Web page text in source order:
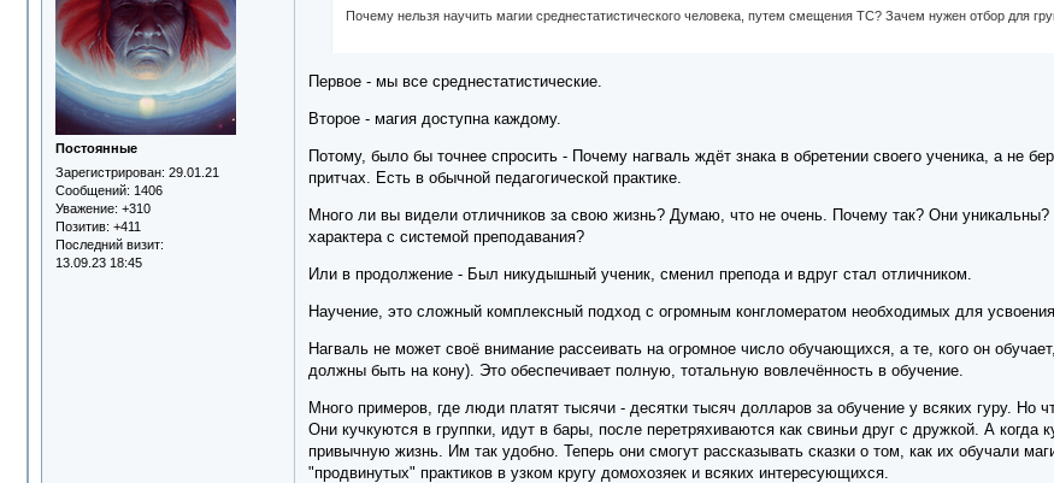
Постоянные
Зарегистрирован: 29.01.21
Сообщений: 1406
Уважение: +310
Позитив: +411
Последний визит:
13.09.23 18:45
Почему нельзя научить магии среднестатистического человека, путем смещения ТС? Зачем нужен отбор для
Первое - мы все среднестатистические.
Второе - магия доступна каждому.
Потому, было бы точнее спросить - Почему нагваль ждёт знака в обретении своего ученика, а не
притчах. Есть в обычной педагогической практике.
Много ли вы видели отличников за свою жизнь? Думаю, что не очень. Почему так? Они
характера с системой преподавания?
Или в продолжение - Был никудышный ученик, сменил препода и вдруг стал отличником.
Научение, это сложный комплексный подход с огромным конгломератом необходимых для
Нагваль не может своё внимание рассеивать на огромное число обучающихся, а те, кого он
должны быть на кону). Это обеспечивает полную, тотальную вовлечённость в обучение.
Много примеров, где люди платят тысячи - десятки тысяч долларов за обучение у всяких гуру. Но
Они кучкуются в группки, идут в бары, после перетряхиваются как свиньи друг с дружкой. А
привычную жизнь. Им так удобно. Теперь они смогут рассказывать сказки о том, как их обучали
"продвинутых" практиков в узком кругу домохозяек и всяких интересующихся.